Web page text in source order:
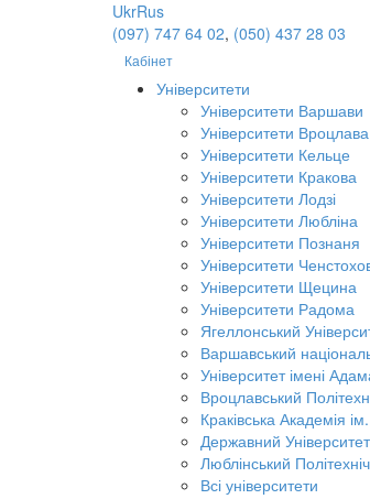
UkrRus
(097) 747 64 02, (050) 437 28 03
Кабінет
Університети
Університети Варшави
Університети Вроцлава
Університети Кельце
Університети Кракова
Університети Лодзі
Університети Любліна
Університети Познаня
Університети
Університети Щецина
Університети Радома
Ягеллонський
Варшавський
Університет імені
Вроцлавський
Краківська Академія
Державний
Люблінський
Всі університети